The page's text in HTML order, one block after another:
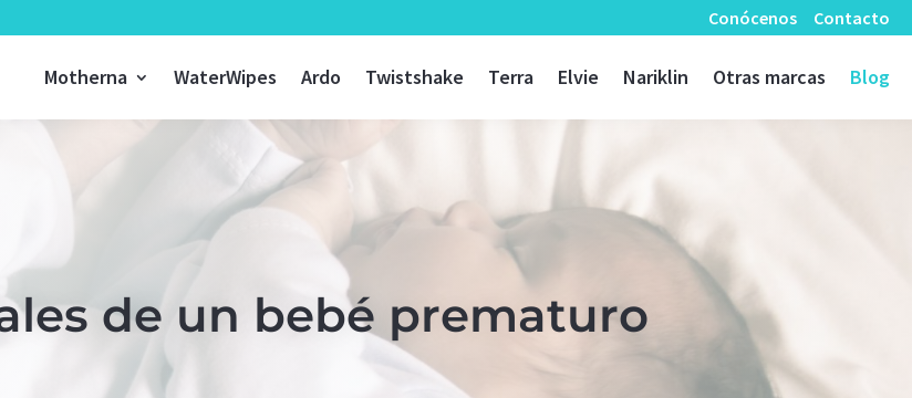
Conócenos Contacto
Motherna WaterWipes Ardo Twistshake Terra Elvie Nariklin Otras marcas Blog
de un bebé prematuro